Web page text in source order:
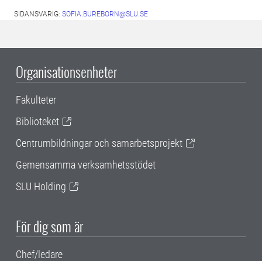
SIDANSVARIG: SOFIA.BUREBORN@SLU.SE
Organisationsenheter
Fakulteter
Biblioteket
Centrumbildningar och samarbetsprojekt
Gemensamma verksamhetsstödet
SLU Holding
För dig som är
Chef/ledare